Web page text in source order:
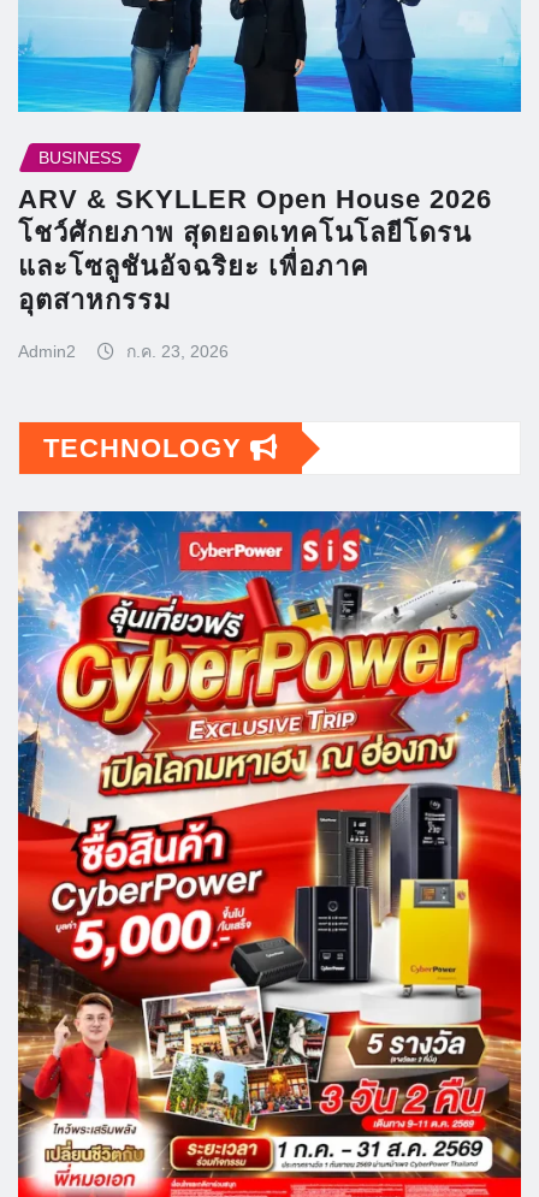
BUSINESS
ARV & SKYLLER Open House 2026
โชว์ศักยภาพ สุดยอดเทคโนโลยีโดรน
และโซลูชันอัจฉริยะ เพื่อภาค
อุตสาหกรรม
Admin2 ก.ค. 23, 2026
TECHNOLOGY